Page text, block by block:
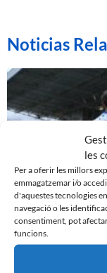
les
Per a oferir les millors
emmagatzemar i/o
d'aquestes tecnologies
navegació o les
consentiment, pot
funcions.
Noticias
EL SABADELL
NOVA CREU ALTA